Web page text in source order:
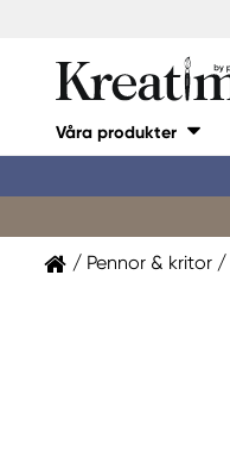
Våra produkter
Pennor & kritor